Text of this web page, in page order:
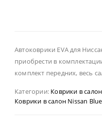
Автоковрики EVA для
приобрести в
комплект передних, весь
Категории: Коврики в
Коврики в салон Nissan